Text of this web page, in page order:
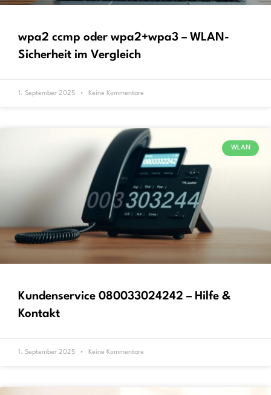
wpa2 ccmp oder wpa2+wpa3 – WLAN-
Sicherheit im Vergleich
1. September 2025 Keine Kommentare
WLAN
Kundenservice 080033024242 – Hilfe &
Kontakt
1. September 2025 Keine Kommentare